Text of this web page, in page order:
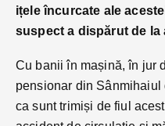
ițele încurcate ale
suspect a dispărut de la
Cu banii în mașină, în jur
pensionar din
ca sunt trimiși de fiul